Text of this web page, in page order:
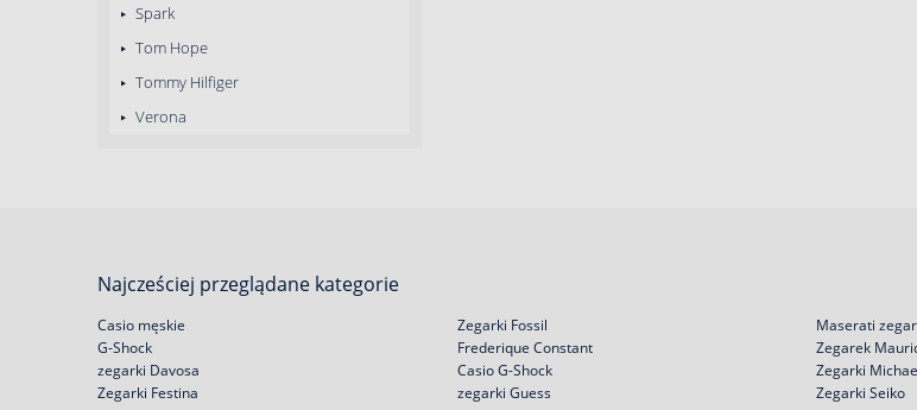
Spark
Tom Hope
Tommy Hilfiger
Verona
Najcześciej przeglądane kategorie
Casio męskie
G-Shock
zegarki Davosa
Zegarki Festina
Zegarki Fossil
Frederique Constant
Casio G-Shock
zegarki Guess
Maserati
Zegarek
Zegarki
Zegarki Seiko